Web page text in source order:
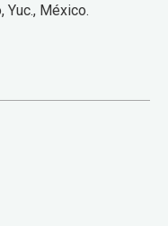
Yuc., México.